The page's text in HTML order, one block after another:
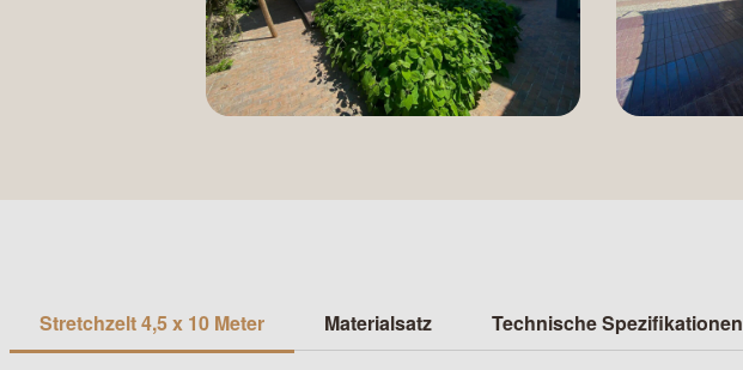
Stretchzelt 4,5 x 10 Meter Materialsatz Technische Spezifikationen